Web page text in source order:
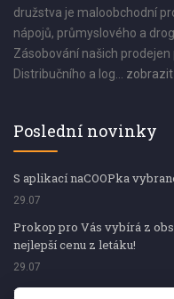
družstva je maloobchodní
nápojů, průmyslového a
Zásobování našich
Distribučního a log... zobrazit
Poslední novinky
S aplikací naCOOPka
29.07
Prokop pro Vás vybírá z
nejlepší cenu z letáku!
29.07
Prokop pro Vás vybírá z